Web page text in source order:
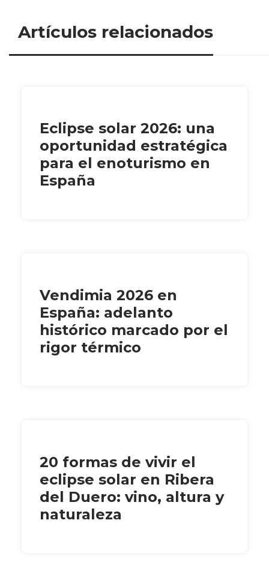
Artículos relacionados
Eclipse solar 2026: una
oportunidad estratégica
para el enoturismo en
España
Vendimia 2026 en
España: adelanto
histórico marcado por el
rigor térmico
20 formas de vivir el
eclipse solar en Ribera
del Duero: vino, altura y
naturaleza